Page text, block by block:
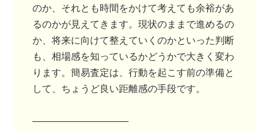
のか、それとも時間をかけて考えても余裕があ
るのかが見えてきます。現状のままで進めるの
か、将来に向けて整えていくのかといった判断
も、相場感を知っているかどうかで大きく変わ
ります。簡易査定は、行動を起こす前の準備と
して、ちょうど良い距離感の手段です。
――――――――――